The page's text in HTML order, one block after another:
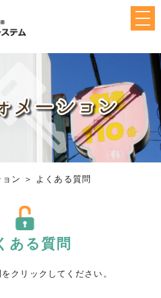
ン ＞ よくある質問
ある質問
クリックしてください。